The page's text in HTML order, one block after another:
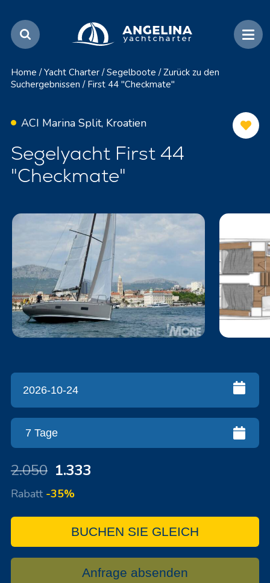
Home / Yacht Charter / Segelboote / Zurück zu den
Suchergebnissen / First 44 "Checkmate"
ACI Marina Split, Kroatien
Segelyacht First 44
"Checkmate"
2.050 1.333
Rabatt -35%
BUCHEN SIE GLEICH
Anfrage absenden